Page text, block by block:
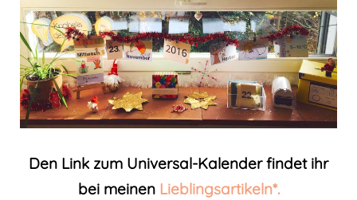
Den Link zum Universal-Kalender findet ihr
bei meinen Lieblingsartikeln*.